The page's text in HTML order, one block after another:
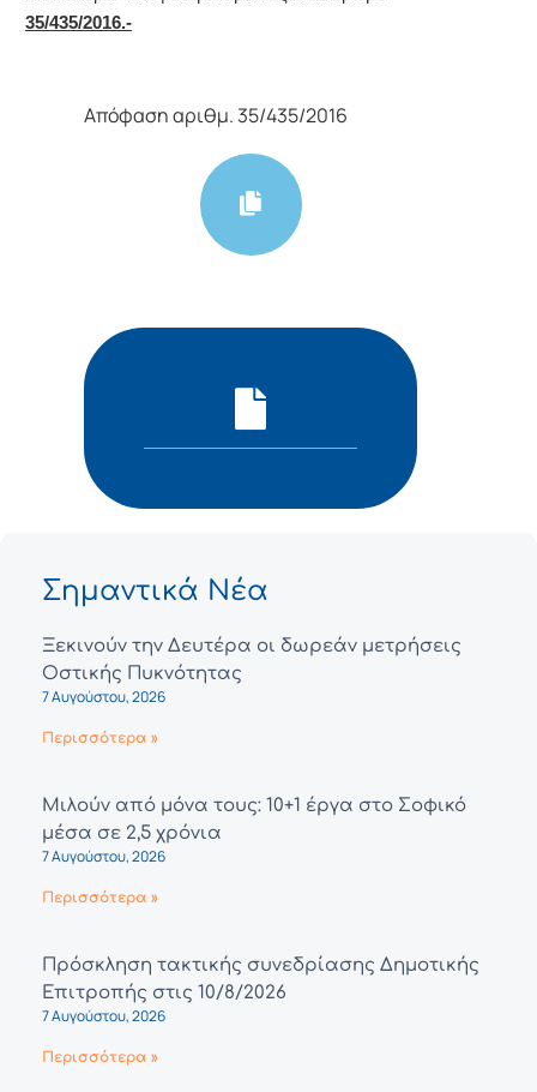
35/435/2016.-
Απόφαση αριθμ. 35/435/2016
Σημαντικά Νέα
Ξεκινούν την Δευτέρα οι δωρεάν μετρήσεις
Οστικής Πυκνότητας
7 Αυγούστου, 2026
Περισσότερα »
Μιλούν από μόνα τους: 10+1 έργα στο Σοφικό
μέσα σε 2,5 χρόνια
7 Αυγούστου, 2026
Περισσότερα »
Πρόσκληση τακτικής συνεδρίασης Δημοτικής
Επιτροπής στις 10/8/2026
7 Αυγούστου, 2026
Περισσότερα »